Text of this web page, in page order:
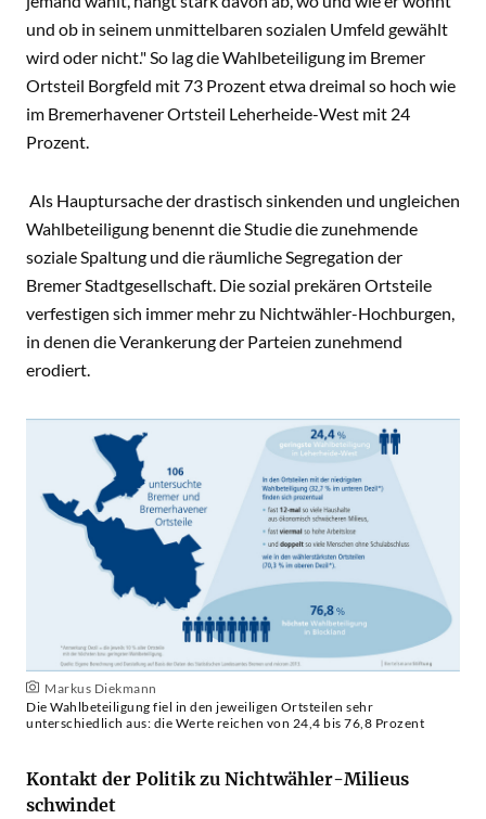
und ob in seinem unmittelbaren sozialen Umfeld gewählt
wird oder nicht." So lag die Wahlbeteiligung im Bremer
Ortsteil Borgfeld mit 73 Prozent etwa dreimal so hoch wie
im Bremerhavener Ortsteil Leherheide-West mit 24
Prozent.
Als Hauptursache der drastisch sinkenden und ungleichen
Wahlbeteiligung benennt die Studie die zunehmende
soziale Spaltung und die räumliche Segregation der
Bremer Stadtgesellschaft. Die sozial prekären Ortsteile
verfestigen sich immer mehr zu Nichtwähler-Hochburgen,
in denen die Verankerung der Parteien zunehmend
erodiert.
Markus Diekmann
Die Wahlbeteiligung fiel in den jeweiligen Ortsteilen sehr
unterschiedlich aus: die Werte reichen von 24,4 bis 76,8 Prozent
Kontakt der Politik zu Nichtwähler-Milieus
schwindet